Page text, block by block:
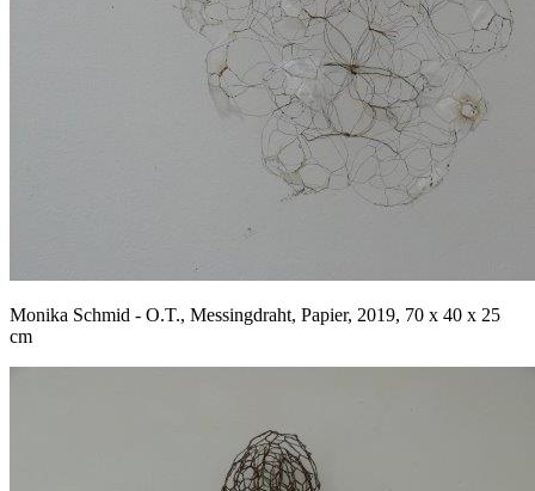
Monika Schmid - O.T., Messingdraht, Papier, 2019, 70 x 40 x 25
cm